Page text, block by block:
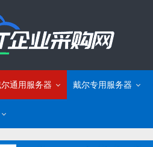
通用服务器 戴尔专用服务器